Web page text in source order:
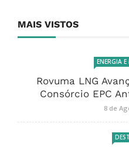
MAIS VISTOS
ENERGIA
Rovuma LNG
Consórcio EPC
8 de